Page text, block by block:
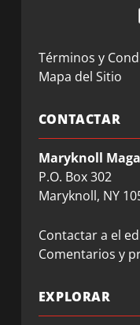
Términos y
Mapa del Sitio
CONTACTAR
Maryknoll
P.O. Box 302
Maryknoll, NY
Contactar a el
Comentarios y
EXPLORAR